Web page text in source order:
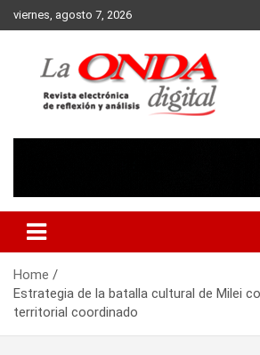
Skip
to
viernes, agosto 7, 2026
Home
Estrategia de la batalla cultural de Milei
territorial coordinado